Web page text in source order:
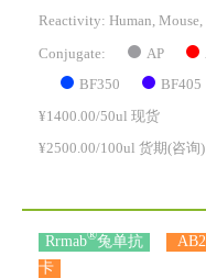
Reactivity: Human, Mouse,
Conjugate: AP
BF350 BF405
¥1400.00/50ul 现货
¥2500.00/100ul 货期(咨询)
Rrmab®兔单抗
卡